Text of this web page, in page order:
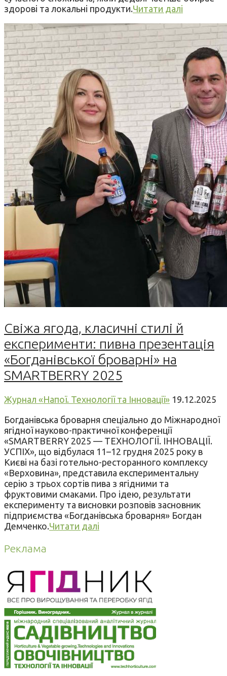
здорові та локальні продукти.Читати далі
Свіжа ягода, класичні стилі й
експерименти: пивна презентація
«Богданівської броварні» на
SMARTBERRY 2025
Журнал «Напої. Технології та Інновації» 19.12.2025
Богданівська броварня спеціально до Міжнародної
ягідної науково-практичної конференції
«SMARTBERRY 2025 — ТЕХНОЛОГІЇ. ІННОВАЦІЇ.
УСПІХ», що відбулася 11–12 грудня 2025 року в
Києві на базі готельно-ресторанного комплексу
«Верховина», представила експериментальну
серію з трьох сортів пива з ягідними та
фруктовими смаками. Про ідею, результати
експерименту та висновки розповів засновник
підприємства «Богданівська броварня» Богдан
Демченко.Читати далі
Реклама